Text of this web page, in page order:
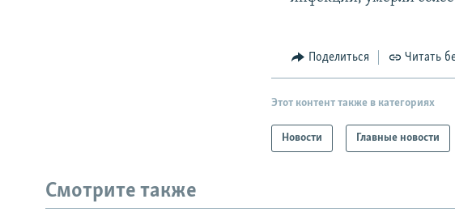
Поделиться Читать
Этот контент также в категориях
Новости Главные новости
Смотрите также